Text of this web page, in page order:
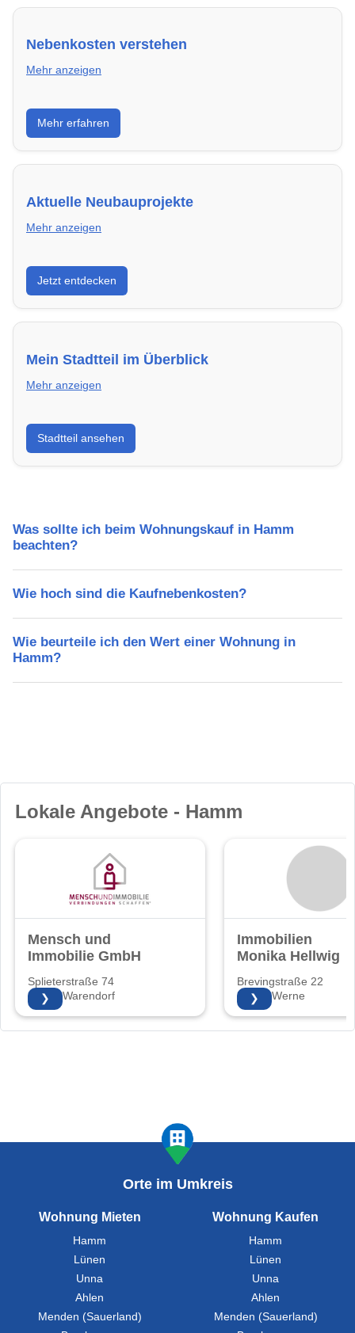
Nebenkosten verstehen
Mehr anzeigen
Erfahre, welche Nebenkosten rechtmäßig sind und
wie du deine monatliche Belastung optimieren
kannst.
Mehr erfahren
Aktuelle Neubauprojekte
Mehr anzeigen
Entdecke Neubauprojekte in Hamm – modern,
energieeffizient und sofort bezugsfertig.
Jetzt entdecken
Mein Stadtteil im Überblick
Mehr anzeigen
Erfahre mehr über deinen Stadtteil in Hamm:
Lebensqualität, Verkehrsanbindung, Schulen,
Freizeitmöglichkeiten und Mietpreise.
Stadtteil ansehen
Was sollte ich beim Wohnungskauf in Hamm
beachten?
Wie hoch sind die Kaufnebenkosten?
Wie beurteile ich den Wert einer Wohnung in
Hamm?
Lokale Angebote - Hamm
Mensch und
Immobilie GmbH
Splieterstraße 74
48231 Warendorf
❯
Immobilien
Monika Hellwig
Brevingstraße 22
59368 Werne
❯
Orte im Umkreis
Wohnung Mieten
Hamm
Lünen
Unna
Ahlen
Menden (Sauerland)
Wohnung Kaufen
Hamm
Lünen
Unna
Ahlen
Menden (Sauerland)